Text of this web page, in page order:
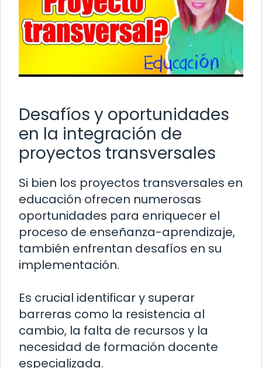
Desafíos y oportunidades
en la integración de
proyectos transversales
Si bien los proyectos transversales en
educación ofrecen numerosas
oportunidades para enriquecer el
proceso de enseñanza-aprendizaje,
también enfrentan desafíos en su
implementación.
Es crucial identificar y superar
barreras como la resistencia al
cambio, la falta de recursos y la
necesidad de formación docente
especializada.